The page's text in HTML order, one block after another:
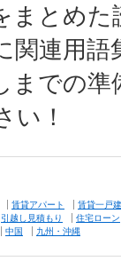
まとめ
関連用
までの
い！
賃貸アパート
賃貸一戸
引越し見積もり
住宅ローン
中国 九州・沖縄